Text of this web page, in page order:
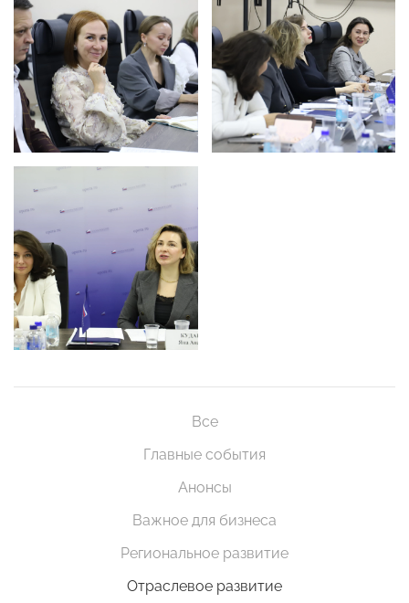
Все
Главные события
Анонсы
Важное для бизнеса
Региональное развитие
Отраслевое развитие